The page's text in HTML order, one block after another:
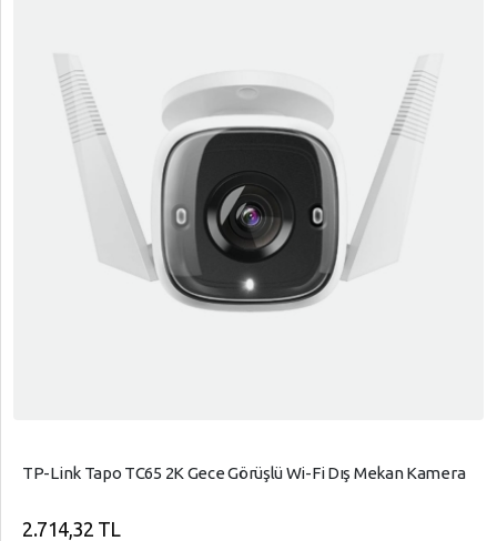
TP-Link Tapo TC65 2K Gece Görüşlü Wi-Fi Dış Mekan Kamera
2.714,32 TL